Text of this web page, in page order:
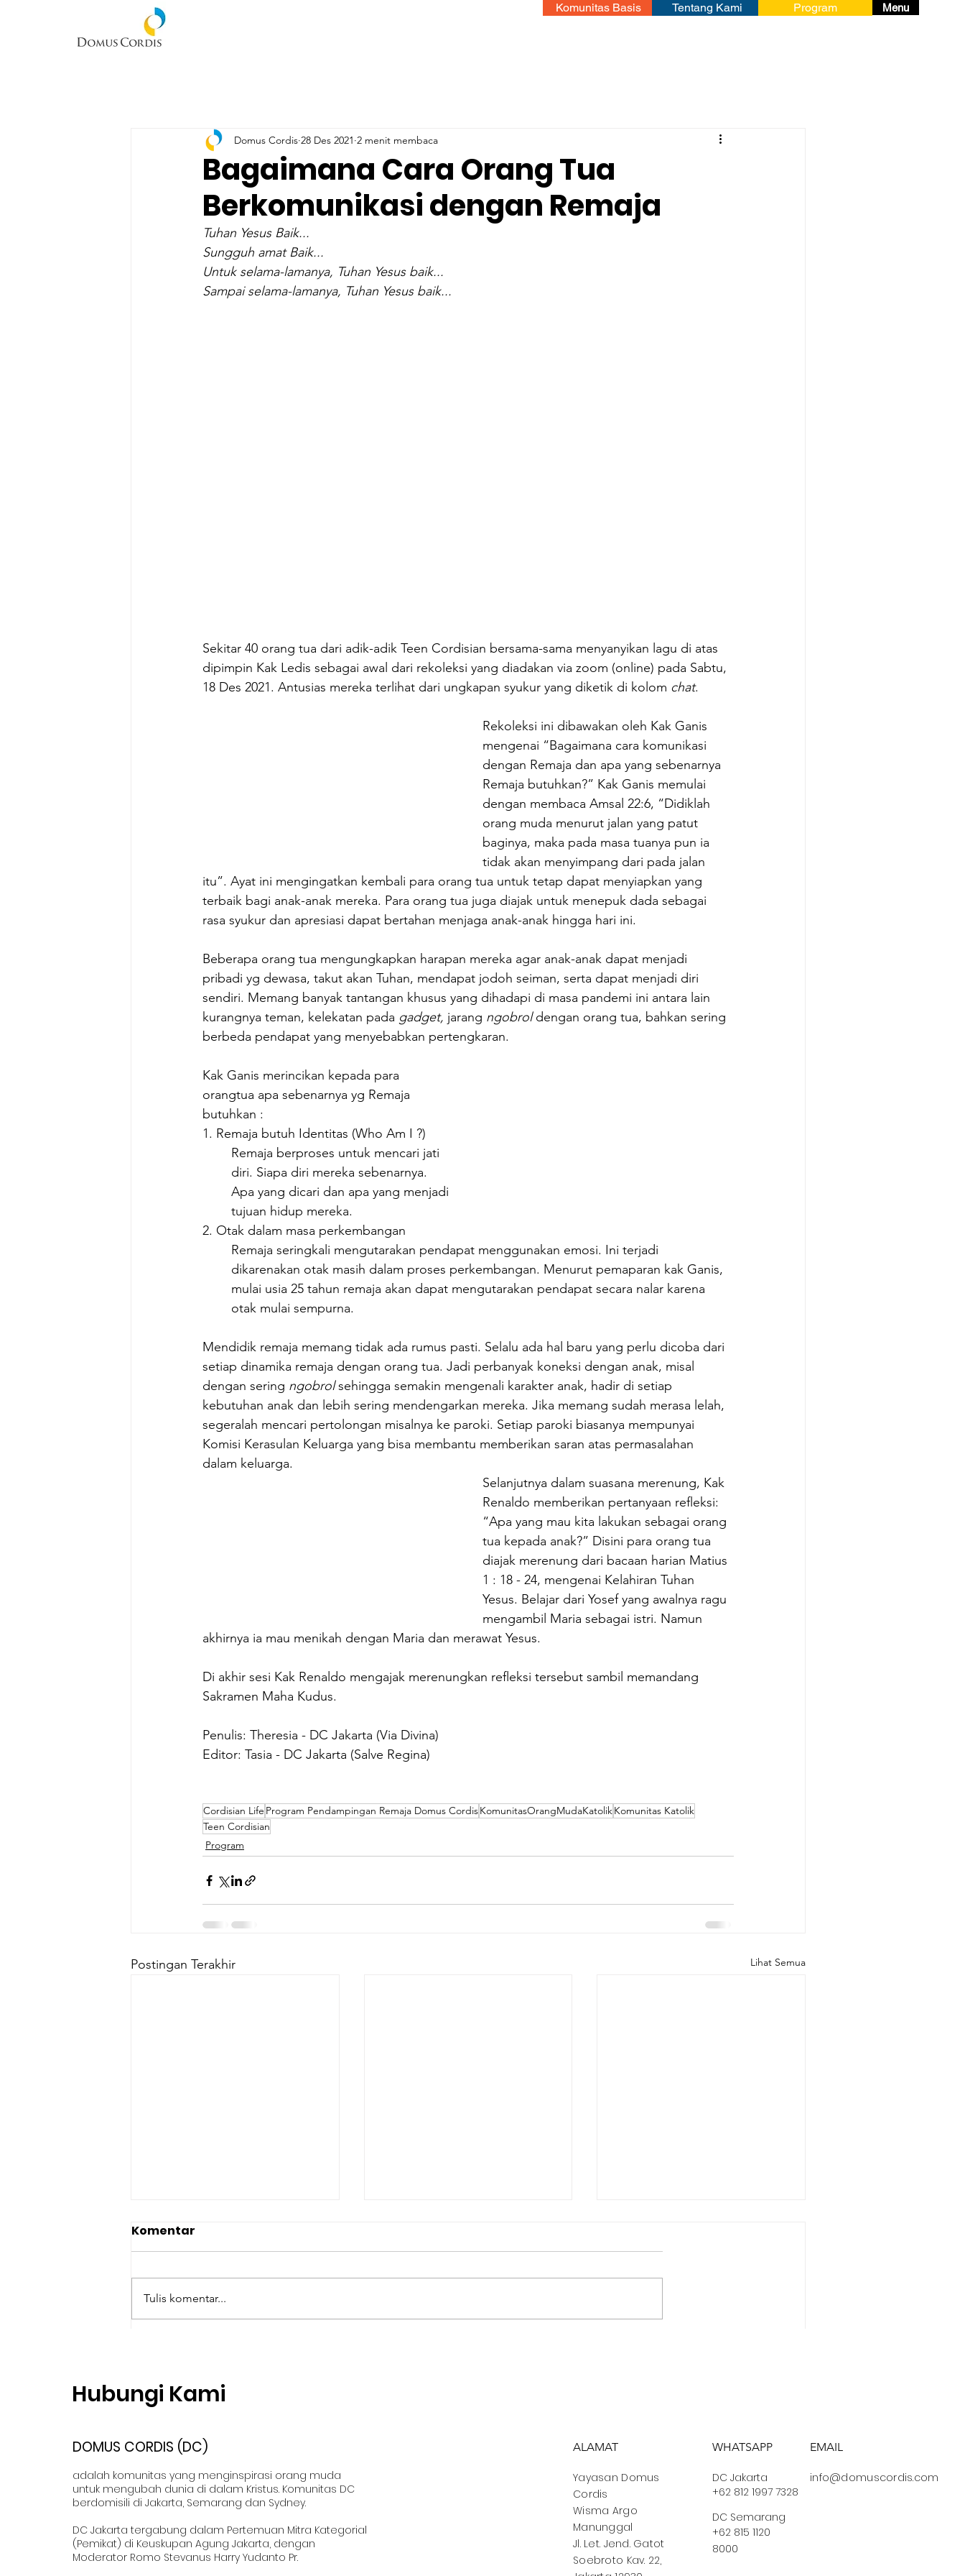
Komunitas Basis Tentang Kami Menu
Program
Bagaimana Cara Orang Tua
Berkomunikasi dengan Remaja
Domus Cordis 28 Des 2021 2 menit membaca
Tuhan Yesus Baik...
Sungguh amat Baik...
Untuk selama-lamanya, Tuhan Yesus baik...
Sampai selama-lamanya, Tuhan Yesus baik...
Sekitar 40 orang tua dari adik-adik Teen Cordisian bersama-sama menyanyikan lagu di atas
dipimpin Kak Ledis sebagai awal dari rekoleksi yang diadakan via zoom (online) pada Sabtu,
18 Des 2021. Antusias mereka terlihat dari ungkapan syukur yang diketik di kolom chat.
Rekoleksi ini dibawakan oleh Kak Ganis
mengenai “Bagaimana cara komunikasi
dengan Remaja dan apa yang sebenarnya
Remaja butuhkan?” Kak Ganis memulai
dengan membaca Amsal 22:6, “Didiklah
orang muda menurut jalan yang patut
baginya, maka pada masa tuanya pun ia
tidak akan menyimpang dari pada jalan
itu”. Ayat ini mengingatkan kembali para orang tua untuk tetap dapat menyiapkan yang
terbaik bagi anak-anak mereka. Para orang tua juga diajak untuk menepuk dada sebagai
rasa syukur dan apresiasi dapat bertahan menjaga anak-anak hingga hari ini.
Beberapa orang tua mengungkapkan harapan mereka agar anak-anak dapat menjadi
pribadi yg dewasa, takut akan Tuhan, mendapat jodoh seiman, serta dapat menjadi diri
sendiri. Memang banyak tantangan khusus yang dihadapi di masa pandemi ini antara lain
kurangnya teman, kelekatan pada gadget, jarang ngobrol dengan orang tua, bahkan sering
berbeda pendapat yang menyebabkan pertengkaran.
Kak Ganis merincikan kepada para
orangtua apa sebenarnya yg Remaja
butuhkan :
1. Remaja butuh Identitas (Who Am I ?)
Remaja berproses untuk mencari jati
diri. Siapa diri mereka sebenarnya.
Apa yang dicari dan apa yang menjadi
tujuan hidup mereka.
2. Otak dalam masa perkembangan
Remaja seringkali mengutarakan pendapat menggunakan emosi. Ini terjadi
dikarenakan otak masih dalam proses perkembangan. Menurut pemaparan kak Ganis,
mulai usia 25 tahun remaja akan dapat mengutarakan pendapat secara nalar karena
otak mulai sempurna.
Mendidik remaja memang tidak ada rumus pasti. Selalu ada hal baru yang perlu dicoba dari
setiap dinamika remaja dengan orang tua. Jadi perbanyak koneksi dengan anak, misal
dengan sering ngobrol sehingga semakin mengenali karakter anak, hadir di setiap
kebutuhan anak dan lebih sering mendengarkan mereka. Jika memang sudah merasa lelah,
segeralah mencari pertolongan misalnya ke paroki. Setiap paroki biasanya mempunyai
Komisi Kerasulan Keluarga yang bisa membantu memberikan saran atas permasalahan
dalam keluarga.
Selanjutnya dalam suasana merenung, Kak
Renaldo memberikan pertanyaan refleksi:
“Apa yang mau kita lakukan sebagai orang
tua kepada anak?” Disini para orang tua
diajak merenung dari bacaan harian Matius
1 : 18 - 24, mengenai Kelahiran Tuhan
Yesus. Belajar dari Yosef yang awalnya ragu
mengambil Maria sebagai istri. Namun
akhirnya ia mau menikah dengan Maria dan merawat Yesus.
Di akhir sesi Kak Renaldo mengajak merenungkan refleksi tersebut sambil memandang
Sakramen Maha Kudus.
Penulis: Theresia - DC Jakarta (Via Divina)
Editor: Tasia - DC Jakarta (Salve Regina)
Cordisian Life Program Pendampingan Remaja Domus CordisKomunitasOrangMudaKatolikKomunitas Katolik
Teen Cordisian
Program
Postingan Terakhir Lihat Semua
Komentar
Tulis komentar...
Hubungi Kami
DOMUS CORDIS (DC)
adalah komunitas yang menginspirasi orang muda
untuk mengubah dunia di dalam Kristus. Komunitas DC
berdomisili di Jakarta, Semarang dan Sydney.
DC Jakarta tergabung dalam Pertemuan Mitra Kategorial
(Pemikat) di Keuskupan Agung Jakarta, dengan
Moderator Romo Stevanus Harry Yudanto Pr.
ALAMAT
Yayasan Domus
Cordis
Wisma Argo
Manunggal
Jl. Let. Jend. Gatot
Soebroto Kav. 22,
WHATSAPP
+62 812 1997 7328
DC Jakarta
DC Semarang
+62 815 1120
8000
EMAIL
info@domuscordis.com